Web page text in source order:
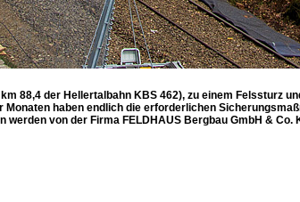
88,4 der Hellertalbahn KBS 462), zu einem Felssturz
haben endlich die erforderlichen
von der Firma FELDHAUS Bergbau GmbH & Co.